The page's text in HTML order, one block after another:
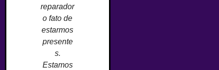
reparador
o fato de
estarmos
presente
s.
Estamos